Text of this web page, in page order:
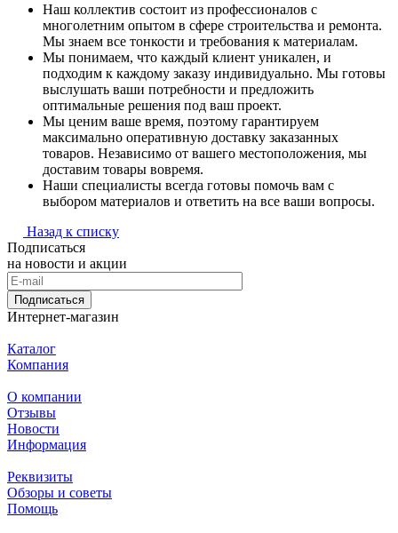
Наш коллектив состоит из профессионалов с
многолетним опытом в сфере строительства и ремонта.
Мы знаем все тонкости и требования к материалам.
Мы понимаем, что каждый клиент уникален, и
подходим к каждому заказу индивидуально. Мы готовы
выслушать ваши потребности и предложить
оптимальные решения под ваш проект.
Мы ценим ваше время, поэтому гарантируем
максимально оперативную доставку заказанных
товаров. Независимо от вашего местоположения, мы
доставим товары вовремя.
Наши специалисты всегда готовы помочь вам с
выбором материалов и ответить на все ваши вопросы.
Назад к списку
Подписаться
на новости и акции
Подписаться
Интернет-магазин
Каталог
Компания
О компании
Отзывы
Новости
Информация
Реквизиты
Обзоры и советы
Помощь